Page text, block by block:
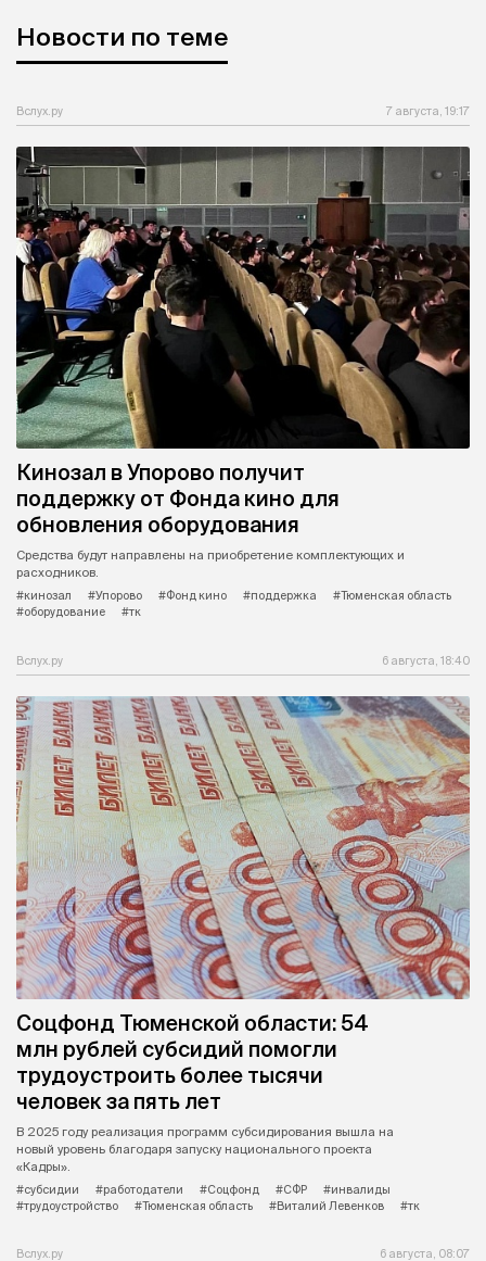
Новости по теме
Вслух.ру 7 августа, 19:17
Кинозал в Упорово получит
поддержку от Фонда кино для
обновления оборудования
Средства будут направлены на приобретение комплектующих и
расходников.
#кинозал
#Упорово #Фонд кино #поддержка
#Тюменская область
#оборудование
#тк
Вслух.ру 6 августа, 18:40
Соцфонд Тюменской области: 54
млн рублей субсидий помогли
трудоустроить более тысячи
человек за пять лет
В 2025 году реализация программ субсидирования вышла на
новый уровень благодаря запуску национального проекта
«Кадры».
#субсидии
#работодатели #Соцфонд #СФР
#инвалиды
#трудоустройство
#Тюменская область #Виталий Левенков #тк
Вслух.ру 6 августа, 08:07